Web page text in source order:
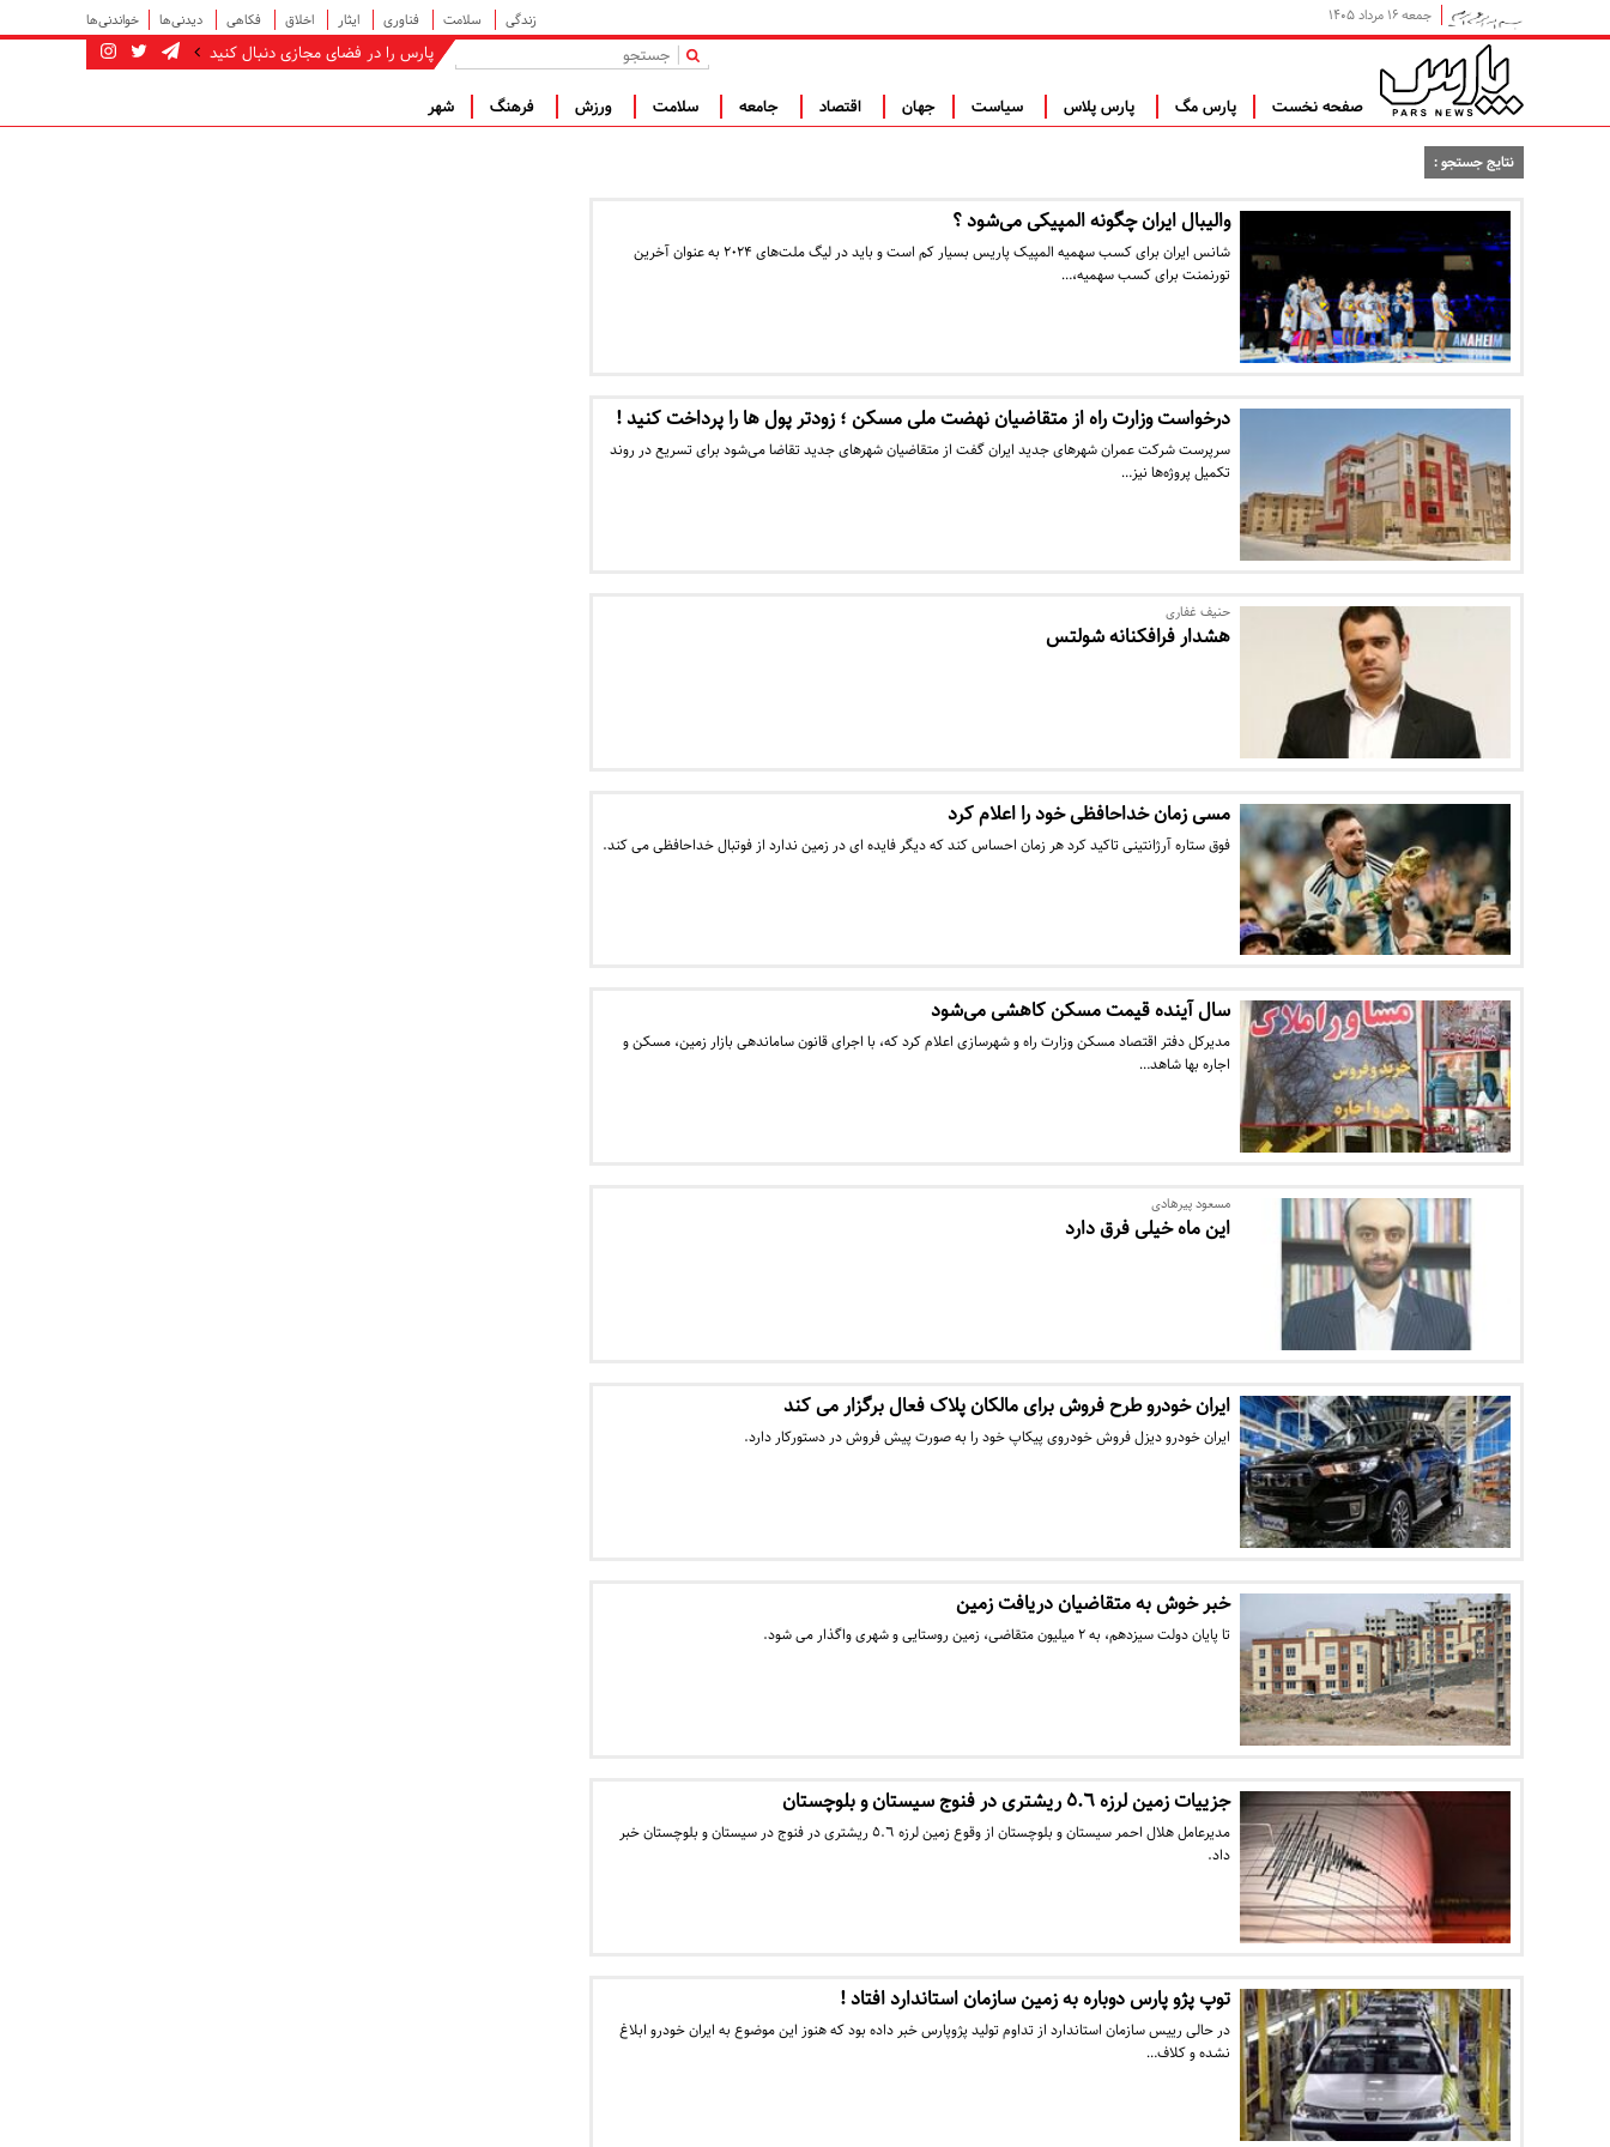
جمعه ۱۶ مرداد ۱۴۰۵ زندگی سلامت فناوری ایثار اخلاق فکاهی دیدنی‌ها خواندنی‌ها
پارس را در فضای مجازی دنبال کنید |
صفحه نخست پارس مگ پارس پلاس سیاست جهان اقتصاد جامعه سلامت ورزش فرهنگ شهر
نتایج جستجو :
والیبال ایران چگونه المپیکی می‌شود ؟
شانس ایران برای کسب سهمیه المپیک پاریس بسیار کم است و باید در لیگ ملت‌های ۲۰۲۴ به عنوان آخرین
تورنمنت برای کسب سهمیه،…
درخواست وزارت راه از متقاضیان نهضت ملی مسکن ؛ زودتر پول ها را پرداخت کنید !
سرپرست شرکت عمران شهرهای جدید ایران گفت از متقاضیان شهرهای جدید تقاضا می‌شود برای تسریع در روند
تکمیل پروژه‌ها نیز…
حنیف غفاری
هشدار فرافکنانه شولتس
مسی زمان خداحافظی خود را اعلام کرد
فوق ستاره آرژانتینی تاکید کرد هر زمان احساس کند که دیگر فایده ای در زمین ندارد از فوتبال خداحافظی می کند.
سال آینده قیمت مسکن کاهشی می‌شود
مدیرکل دفتر اقتصاد مسکن وزارت راه و شهرسازی اعلام کرد که، با اجرای قانون ساماندهی بازار زمین، مسکن و
اجاره بها شاهد…
مسعود پیرهادی
این ماه خیلی فرق دارد
ایران خودرو طرح فروش برای مالکان پلاک فعال برگزار می کند
ایران خودرو دیزل فروش خودروی پیکاپ خود را به صورت پیش فروش در دستورکار دارد.
خبر خوش به متقاضیان دریافت زمین
تا پایان دولت سیزدهم، به ۲ میلیون متقاضی، زمین روستایی و شهری واگذار می شود.
جزییات زمین لرزه ٥.٦ ریشتری در فنوج سیستان و بلوچستان
مدیرعامل هلال احمر سیستان و بلوچستان از وقوع زمین لرزه ٥.٦ ریشتری در فنوج در سیستان و بلوچستان خبر
داد.
توپ پژو پارس دوباره به زمین سازمان استاندارد افتاد !
در حالی رییس سازمان استاندارد از تداوم تولید پژوپارس خبر داده بود که هنوز این موضوع به ایران خودرو ابلاغ
نشده و کلاف…